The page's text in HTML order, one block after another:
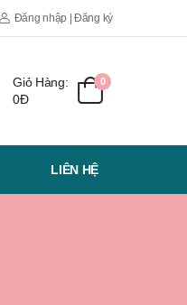
Đăng nhập | Đăng ký
Giỏ Hàng:
0Đ
0
LIÊN HỆ